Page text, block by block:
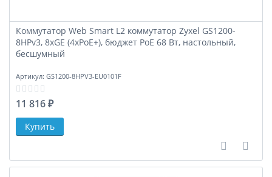
Коммутатор Web Smart L2 коммутатор Zyxel GS1200-
8HPv3, 8xGE (4xPoE+), бюджет PoE 68 Вт, настольный,
бесшумный
Артикул: GS1200-8HPV3-EU0101F
11 816 ₽
В В